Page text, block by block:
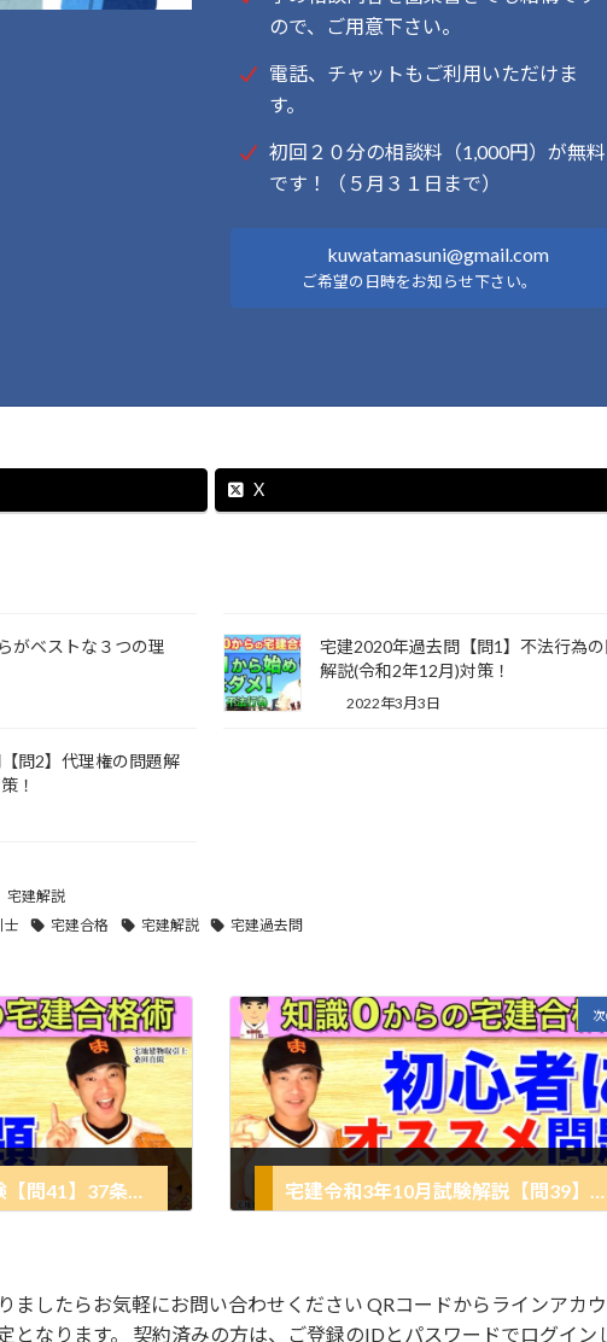
ので、ご用意下さい。
電話、チャットもご利用いただけま
す。
初回２０分の相談料（1,000円）が無料
です！（５月３１日まで）
kuwatamasuni@gmail.com
ご希望の日時をお知らせ下さい。
X
がベストな３つの理
宅建2020年過去問【問1】不法行為
解説(令和2年12月)対策！
2022年3月3日
問2】代理権の問題解
！
宅建解説
士 宅建合格 宅建解説 宅建過去問
ましたらお気軽にお問い合わせください QRコードからラインアカ
となります。 契約済みの方は、ご登録のIDとパスワードでログイ